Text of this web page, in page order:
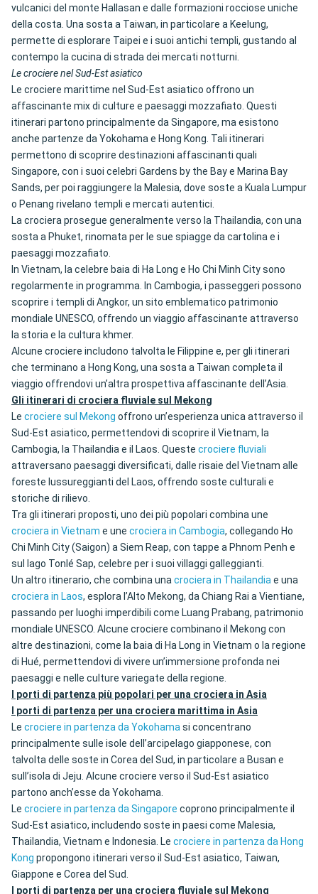
vulcanici del monte Hallasan e dalle formazioni rocciose uniche
della costa. Una sosta a Taiwan, in particolare a Keelung,
permette di esplorare Taipei e i suoi antichi templi, gustando al
contempo la cucina di strada dei mercati notturni.
Le crociere nel Sud-Est asiatico
Le crociere marittime nel Sud-Est asiatico offrono un
affascinante mix di culture e paesaggi mozzafiato. Questi
itinerari partono principalmente da Singapore, ma esistono
anche partenze da Yokohama e Hong Kong. Tali itinerari
permettono di scoprire destinazioni affascinanti quali
Singapore, con i suoi celebri Gardens by the Bay e Marina Bay
Sands, per poi raggiungere la Malesia, dove soste a Kuala Lumpur
o Penang rivelano templi e mercati autentici.
La crociera prosegue generalmente verso la Thailandia, con una
sosta a Phuket, rinomata per le sue spiagge da cartolina e i
paesaggi mozzafiato.
In Vietnam, la celebre baia di Ha Long e Ho Chi Minh City sono
regolarmente in programma. In Cambogia, i passeggeri possono
scoprire i templi di Angkor, un sito emblematico patrimonio
mondiale UNESCO, offrendo un viaggio affascinante attraverso
la storia e la cultura khmer.
Alcune crociere includono talvolta le Filippine e, per gli itinerari
che terminano a Hong Kong, una sosta a Taiwan completa il
viaggio offrendovi un’altra prospettiva affascinante dell’Asia.
Gli itinerari di crociera fluviale sul Mekong
Le crociere sul Mekong offrono un’esperienza unica attraverso il
Sud-Est asiatico, permettendovi di scoprire il Vietnam, la
Cambogia, la Thailandia e il Laos. Queste crociere fluviali
attraversano paesaggi diversificati, dalle risaie del Vietnam alle
foreste lussureggianti del Laos, offrendo soste culturali e
storiche di rilievo.
Tra gli itinerari proposti, uno dei più popolari combina une
crociera in Vietnam e une crociera in Cambogia, collegando Ho
Chi Minh City (Saigon) a Siem Reap, con tappe a Phnom Penh e
sul lago Tonlé Sap, celebre per i suoi villaggi galleggianti.
Un altro itinerario, che combina unacrociera in Thailandiae una
crociera in Laos, esplora l’Alto Mekong, da Chiang Rai a Vientiane,
passando per luoghi imperdibili come Luang Prabang, patrimonio
mondiale UNESCO. Alcune crociere combinano il Mekong con
altre destinazioni, come la baia di Ha Long in Vietnam o la regione
di Hué, permettendovi di vivere un’immersione profonda nei
paesaggi e nelle culture variegate della regione.
I porti di partenza più popolari per una crociera in Asia
I porti di partenza per una crociera marittima in Asia
Le crociere in partenza da Yokohamasi concentrano
principalmente sulle isole dell’arcipelago giapponese, con
talvolta delle soste in Corea del Sud, in particolare a Busan e
sull’isola di Jeju. Alcune crociere verso il Sud-Est asiatico
partono anch’esse da Yokohama.
Le crociere in partenza da Singapore coprono principalmente il
Sud-Est asiatico, includendo soste in paesi come Malesia,
Thailandia, Vietnam e Indonesia. Le crociere in partenza da Hong
Kong propongono itinerari verso il Sud-Est asiatico, Taiwan,
Giappone e Corea del Sud.
I porti di partenza per una crociera fluviale sul Mekong